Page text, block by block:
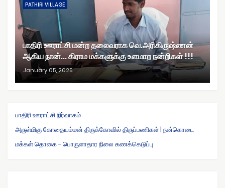
PATHIRI VILLAGE
பாதிரி ஊராட்சி மன்ற தலைவராக வெ.அரிகிருஷ்ணன்
ஆகிய நான்... கிராம மக்களுக்கு உளமாற நன்றிகள் !!!
January 05, 2025
பாதிரி ஊராட்சி நிர்வாகம்
அருள்மிகு கோதையம்மன் திருக்கோவில் திருப்பணிகள் | நன்கொடை
மக்கள் தொகை - பொருளாதார நிலை கணக்கெடுப்பு